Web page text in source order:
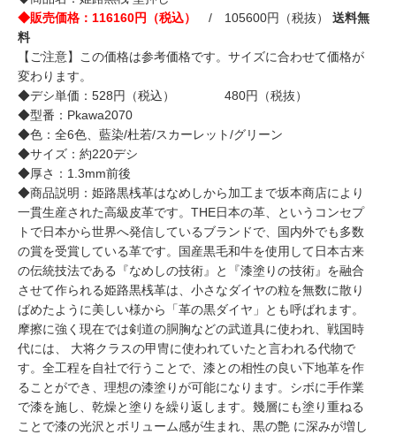
◆販売価格：116160円（税込）
/ 105600円（税抜） 送料無
料
【ご注意】この価格は参考価格です。サイズに合わせて価格が
変わります。
◆デシ単価：528円（税込） 480円（税抜）
◆型番：Pkawa2070
◆色：全6色、藍染/杜若/スカーレット/グリーン
◆サイズ：約220デシ
◆厚さ：1.3mm前後
◆商品説明：姫路黒桟革はなめしから加工まで坂本商店により
一貫生産された高級皮革です。THE日本の革、というコンセプ
トで日本から世界へ発信しているブランドで、国内外でも多数
の賞を受賞している革です。国産黒毛和牛を使用して日本古来
の伝統技法である『なめしの技術』と『漆塗りの技術』を融合
させて作られる姫路黒桟革は、小さなダイヤの粒を無数に散り
ばめたように美しい様から「革の黒ダイヤ」とも呼ばれます。
摩擦に強く現在では剣道の胴胸などの武道具に使われ、戦国時
代には、 大将クラスの甲冑に使われていたと言われる代物で
す。全工程を自社で行うことで、漆との相性の良い下地革を作
ることができ、理想の漆塗りが可能になります。シボに手作業
で漆を施し、乾燥と塗りを繰り返します。幾層にも塗り重ねる
ことで漆の光沢とボリューム感が生まれ、黒の艶 に深みが増し